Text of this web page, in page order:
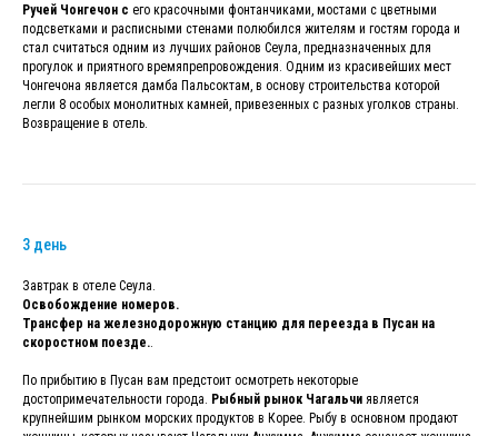
Ручей Чонгечон с его красочными фонтанчиками, мостами с цветными
подсветками и расписными стенами полюбился жителям и гостям города и
стал считаться одним из лучших районов Сеула, предназначенных для
прогулок и приятного времяпрепровождения. Одним из красивейших мест
Чонгечона является дамба Пальсоктам, в основу строительства которой
легли 8 особых монолитных камней, привезенных с разных уголков страны.
Возвращение в отель.
3 день
Завтрак в отеле Сеула.
Освобождение номеров.
Трансфер на железнодорожную станцию для переезда в Пусан на
скоростном поезде.
По прибытию в Пусан вам предстоит осмотреть некоторые
достопримечательности города. Рыбный рынок Чагальчи является
крупнейшим рынком морских продуктов в Корее. Рыбу в основном продают